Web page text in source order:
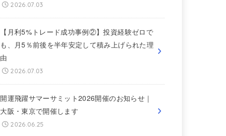
2026.07.03
【月利5%トレード成功事例②】投資経験ゼロで
も、月5％前後を半年安定して積み上げられた理
由
2026.07.03
開運飛躍サマーサミット2026開催のお知らせ｜
大阪・東京で開催します
2026.06.25